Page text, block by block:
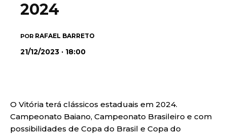
2024
POR RAFAEL BARRETO
21/12/2023 · 18:00
O Vitória terá clássicos estaduais em 2024.
Campeonato Baiano, Campeonato Brasileiro e com
possibilidades de Copa do Brasil e Copa do